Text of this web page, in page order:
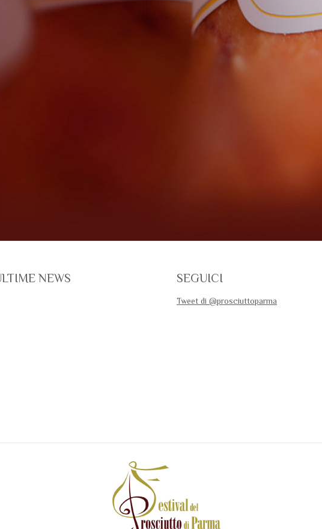
NEWS SEGUICI
Tweet di @prosciuttoparma